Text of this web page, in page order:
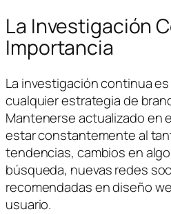
La Investigación
Importancia
La investigación continua
cualquier estrategia de
Mantenerse actualizado en
estar constantemente al
tendencias, cambios en
búsqueda, nuevas redes
recomendadas en diseño
usuario.